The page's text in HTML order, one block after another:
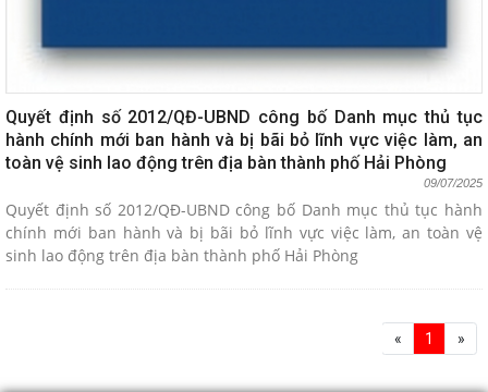
Quyết định số 2012/QĐ-UBND công bố Danh mục thủ tục
hành chính mới ban hành và bị bãi bỏ lĩnh vực việc làm, an
toàn vệ sinh lao động trên địa bàn thành phố Hải Phòng
09/07/2025
Quyết định số 2012/QĐ-UBND công bố Danh mục thủ tục hành
chính mới ban hành và bị bãi bỏ lĩnh vực việc làm, an toàn vệ
sinh lao động trên địa bàn thành phố Hải Phòng
« 1 »